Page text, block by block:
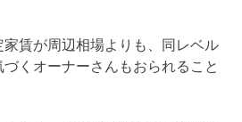
賃が周辺相場よりも、同レベル
くオーナーさんもおられること